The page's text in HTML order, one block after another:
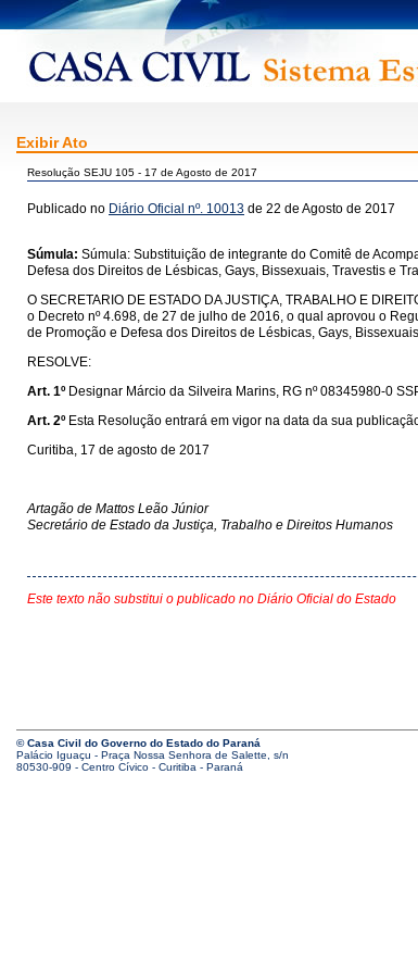
Exibir Ato
Resolução SEJU 105 - 17 de Agosto de 2017
Publicado no Diário Oficial nº. 10013 de 22 de Agosto de 2017
Súmula: Súmula: Substituição de integrante do Comitê de
Defesa dos Direitos de Lésbicas, Gays, Bissexuais, Travestis e
O SECRETARIO DE ESTADO DA JUSTIÇA, TRABALHO E
o Decreto nº 4.698, de 27 de julho de 2016, o qual aprovou o
de Promoção e Defesa dos Direitos de Lésbicas, Gays,
RESOLVE:
Art. 1º Designar Márcio da Silveira Marins, RG nº 08345980-0
Art. 2º Esta Resolução entrará em vigor na data da sua
Curitiba, 17 de agosto de 2017
Artagão de Mattos Leão Júnior
Secretário de Estado da Justiça, Trabalho e Direitos Humanos
Este texto não substitui o publicado no Diário Oficial do Estado
© Casa Civil do Governo do Estado do Paraná
Palácio Iguaçu - Praça Nossa Senhora de Salette, s/n
80530-909 - Centro Cívico - Curitiba - Paraná